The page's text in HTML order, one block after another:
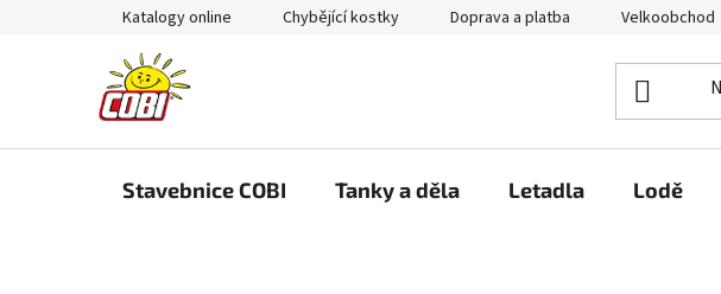
Katalogy online Chybějící kostky Doprava a platba Velkoobchod
Stavebnice COBI Tanky a děla Letadla Lodě